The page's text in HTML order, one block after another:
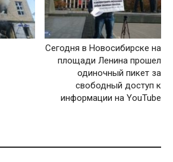
Сегодня в Новосибирске на
площади Ленина прошел
одиночный пикет за
свободный доступ к
информации на YouTube